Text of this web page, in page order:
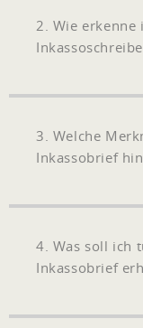
2. Wie erkenne
3. Welche
Inkassobrief
4. Was soll ich
Inkassobrief